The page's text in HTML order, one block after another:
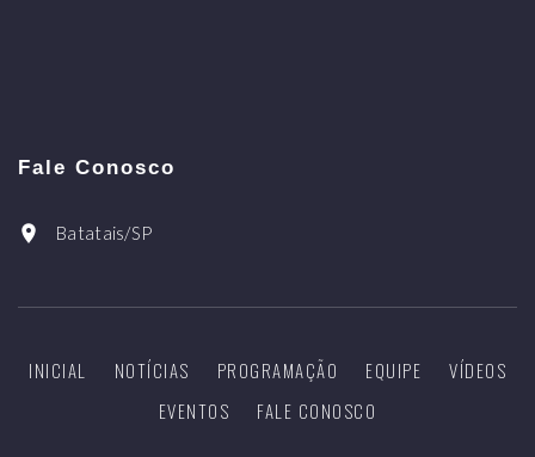
Fale Conosco
Batatais/SP
INICIAL NOTÍCIAS PROGRAMAÇÃO EQUIPE
VÍDEOS
EVENTOS
FALE CONOSCO